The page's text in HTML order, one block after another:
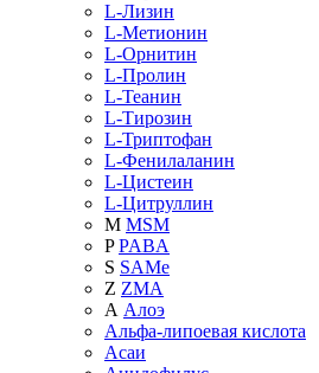
L-Лизин
L-Метионин
L-Орнитин
L-Пролин
L-Теанин
L-Тирозин
L-Триптофан
L-Фенилаланин
L-Цистеин
L-Цитруллин
M MSM
P PABA
S SAMe
Z ZMA
А Алоэ
Альфа-липоевая кислота
Асаи